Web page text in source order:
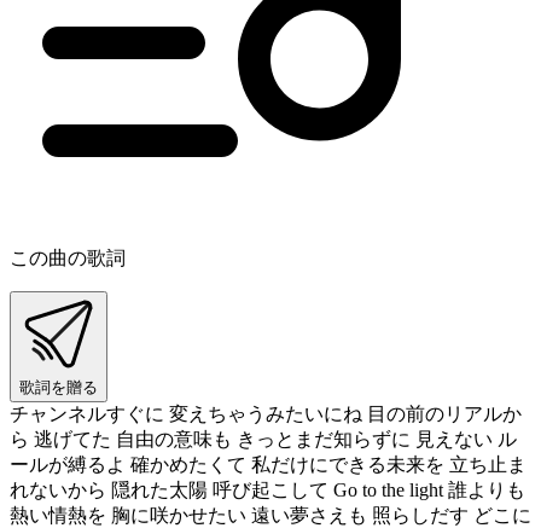
この曲の歌詞
歌詞を贈る
チャンネルすぐに 変えちゃうみたいにね 目の前のリアルか
ら 逃げてた 自由の意味も きっとまだ知らずに 見えない ル
ールが縛るよ 確かめたくて 私だけにできる未来を 立ち止ま
れないから 隠れた太陽 呼び起こして Go to the light 誰よりも
熱い情熱を 胸に咲かせたい 遠い夢さえも 照らしだす どこに